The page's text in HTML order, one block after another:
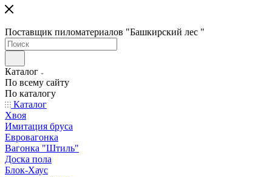
Поставщик пиломатериалов "Башкирский лес "
Каталог
По всему сайту
По каталогу
Каталог
Хвоя
Имитация бруса
Евровагонка
Вагонка "Штиль"
Доска пола
Блок-Хаус